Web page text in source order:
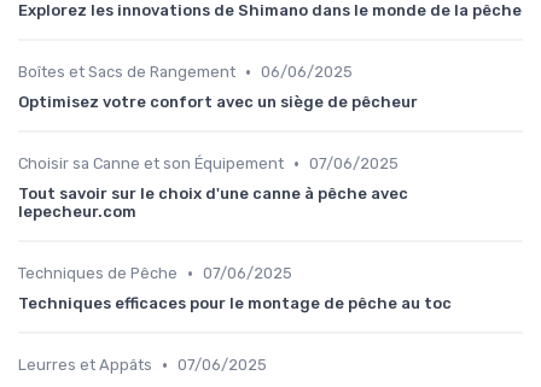
Explorez les innovations de Shimano dans le monde de la pêche
Boîtes et Sacs de Rangement • 06/06/2025
Optimisez votre confort avec un siège de pêcheur
Choisir sa Canne et son Équipement • 07/06/2025
Tout savoir sur le choix d'une canne à pêche avec
lepecheur.com
Techniques de Pêche • 07/06/2025
Techniques efficaces pour le montage de pêche au toc
Leurres et Appâts • 07/06/2025